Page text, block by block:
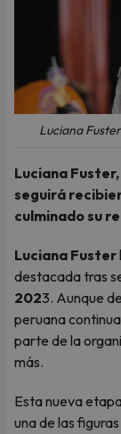
Luciana
Luciana
seguirá
culminado su
Luciana Fuster
destacada tras
2023. Aunque
peruana
parte de la
más.
Esta nueva
una de las